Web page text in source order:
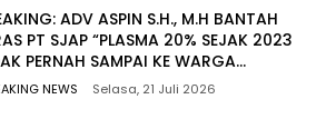
ADV ASPIN S.H., M.H BANTAH
PT SJAP “PLASMA 20% SEJAK 2023
PERNAH SAMPAI KE WARGA
NEWS Selasa, 21 Juli 2026